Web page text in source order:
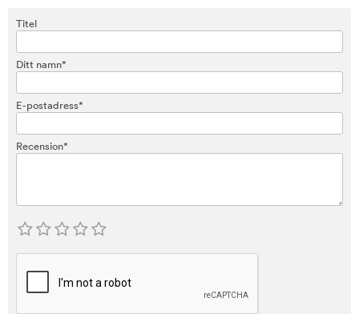
Titel
Ditt namn*
E-postadress*
Recension*